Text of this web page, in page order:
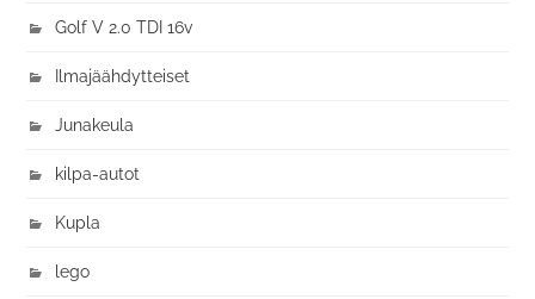
Golf V 2.0 TDI 16v
Ilmajäähdytteiset
Junakeula
kilpa-autot
Kupla
lego